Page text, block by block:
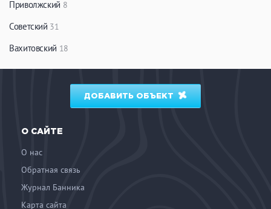
Приволжский 8
Советский 31
Вахитовский 18
ДОБАВИТЬ ОБЪЕКТ
О САЙТЕ
О нас
Обратная связь
Журнал Банника
Карта сайта